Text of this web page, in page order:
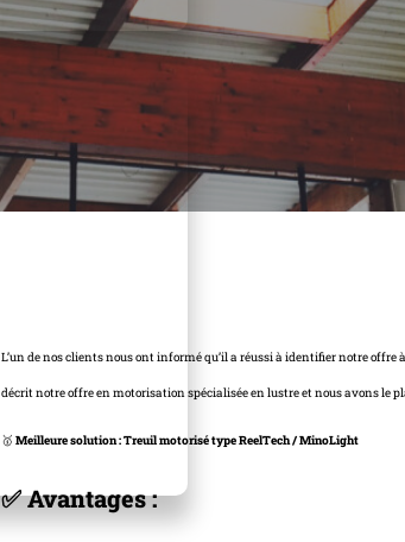
L’un de nos clients nous ont informé qu’il a réussi à identifier notre
décrit notre offre en motorisation spécialisée en lustre et nous avons le
🥇Meilleure solution : Treuil motorisé type ReelTech / MinoLight
✅ Avantages :